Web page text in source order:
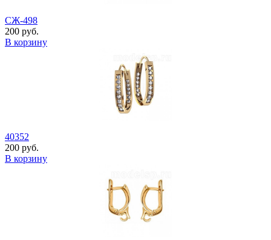
СЖ-498
200 руб.
В корзину
40352
200 руб.
В корзину